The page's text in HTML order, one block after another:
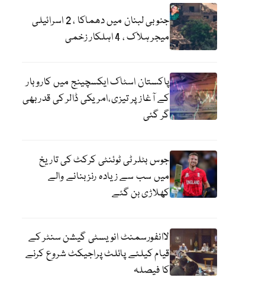
جنوبی لبنان میں دھماکا ، 2 اسرائیلی
میجر ہلاک ، 4 اہلکار زخمی
پاکستان اسٹاک ایکسچینج میں کاروبار
کے آغاز پر تیزی،امریکی ڈالر کی قدر بھی
گر گئی
جوس بٹلر ٹی ٹوئنٹی کرکٹ کی تاریخ
میں سب سے زیادہ رنز بنانے والے
کھلاڑی بن گئے
لاانفورسمنٹ انویسٹی گیشن سنٹر کے
قیام کیلئے پائلٹ پراجیکٹ شروع کرنے
کا فیصلہ